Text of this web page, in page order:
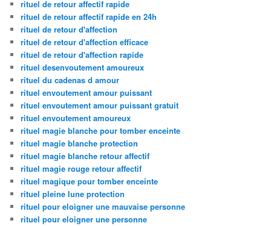
rituel de retour affectif rapide
rituel de retour affectif rapide en 24h
rituel de retour d'affection
rituel de retour d'affection efficace
rituel de retour d'affection rapide
rituel desenvoutement amoureux
rituel du cadenas d amour
rituel envoutement amour puissant
rituel envoutement amour puissant gratuit
rituel envoutement amoureux
rituel magie blanche pour tomber enceinte
rituel magie blanche protection
rituel magie blanche retour affectif
rituel magie rouge retour affectif
rituel magique pour tomber enceinte
rituel pleine lune protection
rituel pour eloigner une mauvaise personne
rituel pour eloigner une personne